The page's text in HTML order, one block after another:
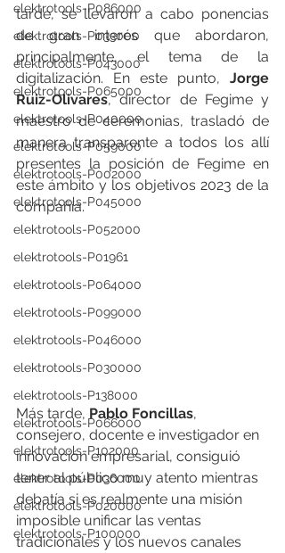
elektrotools-P086000
elektrotools-P033000
elektrotools-P043000
elektrotools-P065000
elektrotools-P040000
elektrotools-P059000
elektrotools-P002000
elektrotools-P045000
elektrotools-P052000
elektrotools-P01961
elektrotools-P064000
elektrotools-P099000
elektrotools-P046000
elektrotools-P030000
elektrotools-P138000
elektrotools-P066000
elektrotools-P102000
elektrotools-P036000
elektrotools-P020000
elektrotools-P100000
tarde, se llevaron a cabo ponencias
de gran interés que abordaron,
principalmente, el tema de la
digitalización. En este punto, Jorge
Ruiz-Olivares, director de Fegime y
maestro de ceremonias, trasladó de
manera transparente a todos los allí
presentes la posición de Fegime en
este ámbito y los objetivos 2023 de la
compañía.
Más tarde, Pablo Foncillas,
consejero, docente e investigador en
innovación empresarial, consiguió
tener al público muy atento mientras
debatía si es realmente una misión
imposible unificar las ventas
tradicionales y los nuevos canales